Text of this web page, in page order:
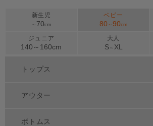
新生児
～ 70cm
ベビー
80 ～90cm
ジュニア
140～ 160cm
大人
S～ XL
トップス
アウター
ボトムス